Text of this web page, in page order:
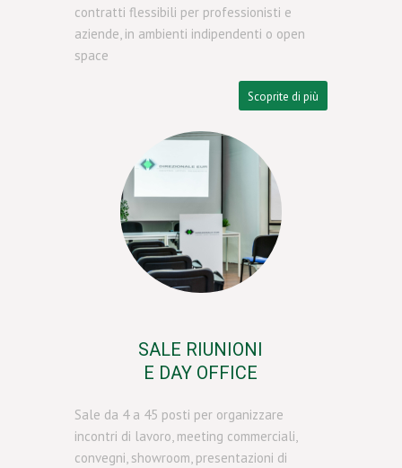
contratti flessibili per professionisti e
aziende, in ambienti indipendenti o open
space
Scoprite di più
SALE RIUNIONI
E DAY OFFICE
Sale da 4 a 45 posti per organizzare
incontri di lavoro, meeting commerciali,
convegni, showroom, presentazioni di